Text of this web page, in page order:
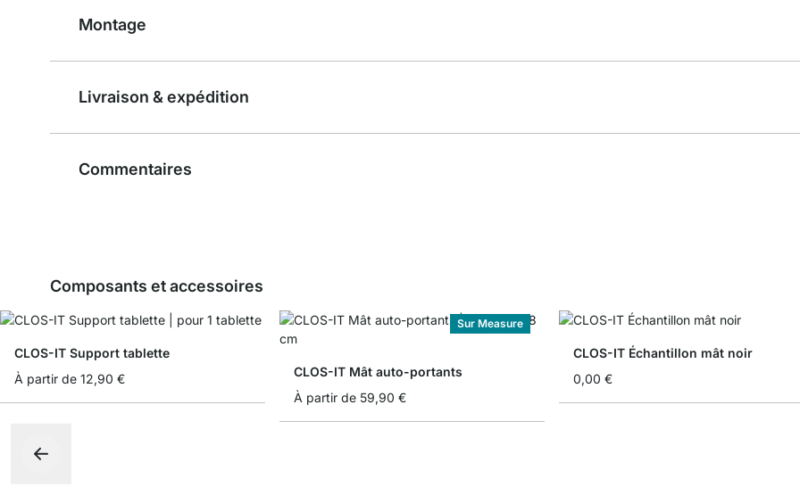
Montage
Livraison & expédition
Commentaires
Composants et accessoires
CLOS-IT Support tablette
À partir de 12,90 €
Sur Measure
CLOS-IT Mât auto-portants
À partir de 59,90 €
CLOS-IT Échantillon mât noir
0,00 €